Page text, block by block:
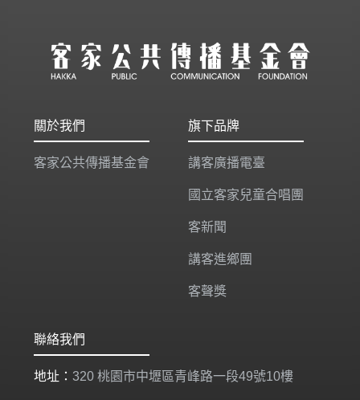
關於我們
客家公共傳播基金會
旗下品牌
講客廣播電臺
國立客家兒童合唱團
客新聞
講客進鄉團
客聲獎
聯絡我們
地址： 320 桃園市中壢區青峰路一段49號10樓